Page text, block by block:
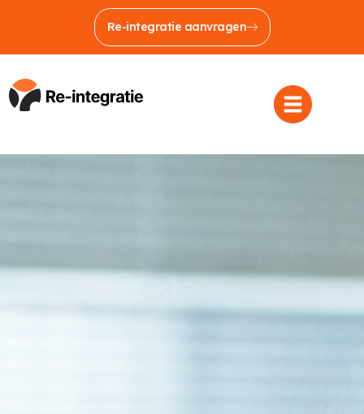
Re-integratie aanvragen